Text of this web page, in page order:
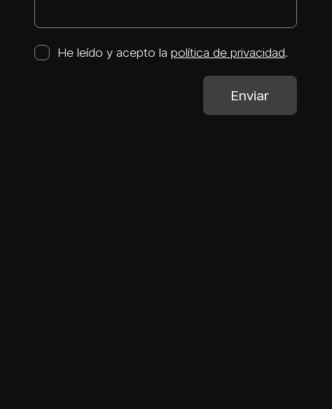
He leído y acepto lapolítica de privacidad.